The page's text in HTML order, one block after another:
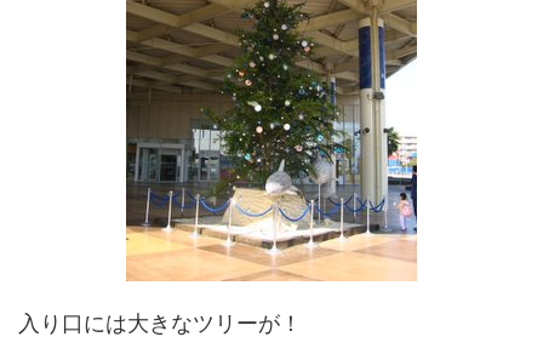
入り口には大きなツリーが！